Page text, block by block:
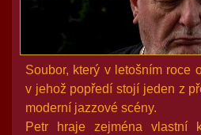
Soubor, který v letošním roce
v jehož popředí stojí jeden z
moderní jazzové scény.
Petr hraje zejména vlastní